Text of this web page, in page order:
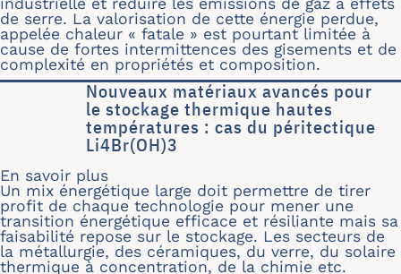
industrielle et réduire les émissions de gaz à effets
de serre. La valorisation de cette énergie perdue,
appelée chaleur « fatale » est pourtant limitée à
cause de fortes intermittences des gisements et de
complexité en propriétés et composition.
Nouveaux matériaux avancés pour
le stockage thermique hautes
températures : cas du péritectique
Li4Br(OH)3
En savoir plus
Un mix énergétique large doit permettre de tirer
profit de chaque technologie pour mener une
transition énergétique efficace et résiliante mais sa
faisabilité repose sur le stockage. Les secteurs de
la métallurgie, des céramiques, du verre, du solaire
thermique à concentration, de la chimie etc.